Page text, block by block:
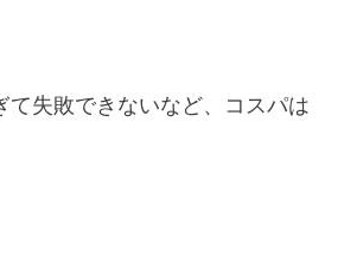
て失敗できないなど、コスパは